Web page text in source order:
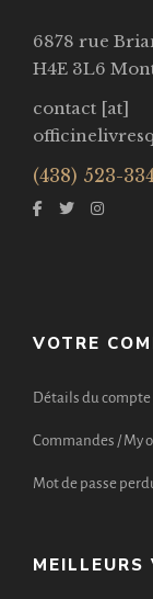
6878 rue
H4E 3L6
contact [at]
(438) 523-
VOTRE
Détails du
Commandes / My
Mot de passe